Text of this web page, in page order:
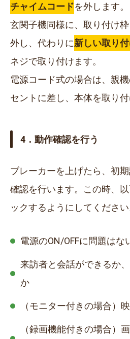
チャイムコードを外します。
玄関子機同様に、取り付け
外し、代わりに新しい取り
ネジで取り付けます。
電源コード式の場合は、親
セントに差し、本体を取り付
4．動作確認を行う
ブレーカーを上げたら、初
確認を行います。この時、
ックするようにしてください
電源のON/OFFに問題はな
来訪者と会話ができるか
か
（モニター付きの場合）
（録画機能付きの場合）